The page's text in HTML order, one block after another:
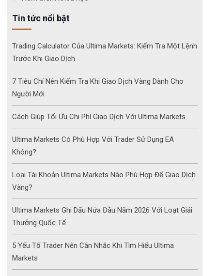
Tin tức nổi bật
Trading Calculator Của Ultima Markets: Kiểm Tra Một Lệnh
Trước Khi Giao Dịch
7 Tiêu Chí Nên Kiểm Tra Khi Giao Dịch Vàng Dành Cho
Người Mới
Cách Giúp Tối Ưu Chi Phí Giao Dịch Với Ultima Markets
Ultima Markets Có Phù Hợp Với Trader Sử Dụng EA
Không?
Loại Tài Khoản Ultima Markets Nào Phù Hợp Để Giao Dịch
Vàng?
Ultima Markets Ghi Dấu Nửa Đầu Năm 2026 Với Loạt Giải
Thưởng Quốc Tế
5 Yếu Tố Trader Nên Cân Nhắc Khi Tìm Hiểu Ultima
Markets